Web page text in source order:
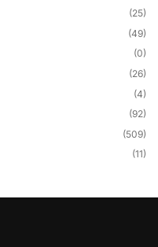
(25)
(49)
(0)
(26)
(4)
(92)
(509)
(11)